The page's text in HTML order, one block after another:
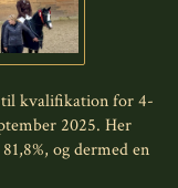
til kvalifikation for 4-
2025. Her
og dermed en